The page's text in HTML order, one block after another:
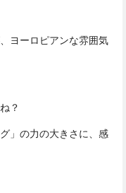
ヨーロピアンな雰囲気
？
」の力の大きさに、感